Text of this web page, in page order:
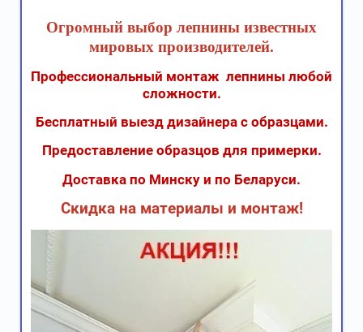
Огромный выбор лепнины известных
мировых производителей.
Профессиональный монтаж лепнины любой
сложности.
Бесплатный выезд дизайнера с образцами.
Предоставление образцов для примерки.
Доставка по Минску и по Беларуси.
Скидка на материалы и монтаж!